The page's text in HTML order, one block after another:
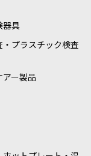
器具
・プラスチック検査
アー製品